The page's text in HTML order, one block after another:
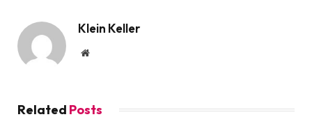
Klein Keller
Website
Related Posts